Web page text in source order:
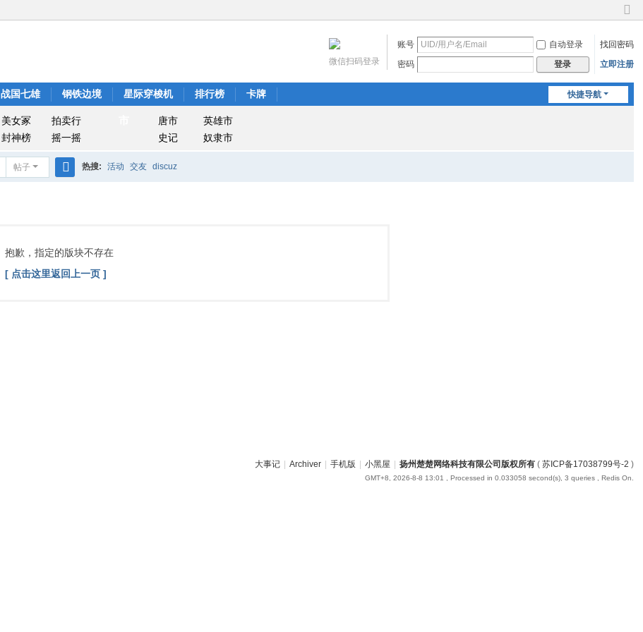
切
到
窄
账号 自动登录
找回密码
密码
登录 立即注册
微信扫码登录
快捷导航
战国七雄 钢铁边境 星际穿梭机 排行榜 卡牌
美女冢
拍卖行
封神榜
摇一摇
唐市
英雄市
史记
奴隶市
帖子 热搜: 活动 交友 discuz
抱歉，指定的版块不存在
[ 点击这里返回上一页 ]
大事记 Archiver 手机版 小黑屋 扬州楚楚网络科技有限公司版权所有( 苏ICP备17038799号-2 )
GMT+8, 2026-8-8 13:01 , Processed in 0.033058 second(s), 3 queries , Redis On.